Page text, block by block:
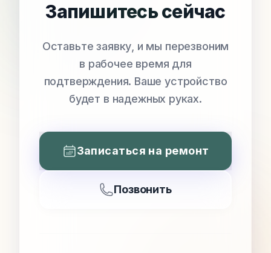
Запишитесь сейчас
Оставьте заявку, и мы перезвоним
в рабочее время для
подтверждения. Ваше устройство
будет в надежных руках.
Записаться на ремонт
Позвонить